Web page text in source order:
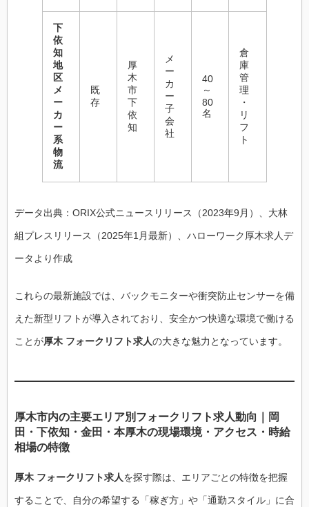
下
依
知
地
区
メ
ー
カ
ー
系
物
流
既
存
厚
木
市
下
依
知
メ
ー
カ
ー
子
会
社
40
～
80
名
倉
庫
管
理
・
リ
フ
ト
データ出典：ORIX公式ニュースリリース（2023年9月）、大林
組プレスリリース（2025年1月最新）、ハローワーク厚木求人デ
ータより作成
これらの最新施設では、バックモニターや衝突防止センサーを備
えた新型リフトが導入されており、安全かつ快適な環境で働ける
ことが厚木 フォークリフト求人の大きな魅力となっています。
厚木市内の主要エリア別フォークリフト求人動向｜岡
田・下依知・金田・本厚木の現場環境・アクセス・時給
相場の特徴
厚木 フォークリフト求人を探す際は、エリアごとの特徴を把握
することで、自分の希望する「稼ぎ方」や「通勤スタイル」に合